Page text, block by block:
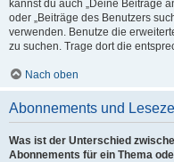
kannst du auch „Deine Beiträge
oder „Beiträge des Benutzers
verwenden. Benutze die
zu suchen. Trage dort die
Nach oben
Abonnements und
Was ist der Unterschied
Abonnements für ein Thema